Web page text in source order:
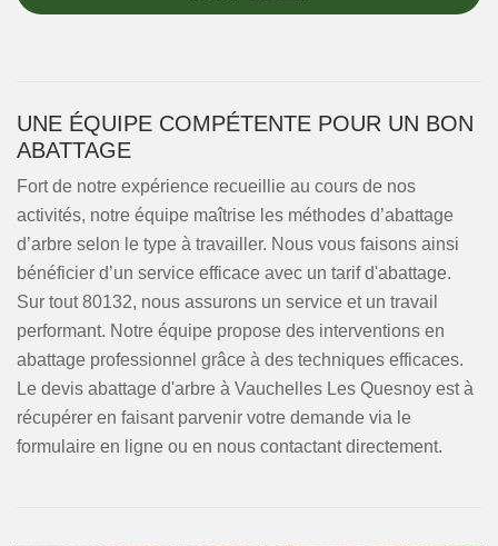
UNE ÉQUIPE COMPÉTENTE POUR UN BON
ABATTAGE
Fort de notre expérience recueillie au cours de nos
activités, notre équipe maîtrise les méthodes d’abattage
d’arbre selon le type à travailler. Nous vous faisons ainsi
bénéficier d’un service efficace avec un tarif d'abattage.
Sur tout 80132, nous assurons un service et un travail
performant. Notre équipe propose des interventions en
abattage professionnel grâce à des techniques efficaces.
Le devis abattage d'arbre à Vauchelles Les Quesnoy est à
récupérer en faisant parvenir votre demande via le
formulaire en ligne ou en nous contactant directement.